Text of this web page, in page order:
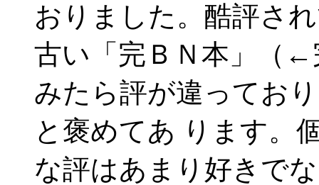
おりました。酷評さ
古い「完ＢＮ本」（
みたら評が違ってお
と褒めてあ ります。
な評はあまり好きで